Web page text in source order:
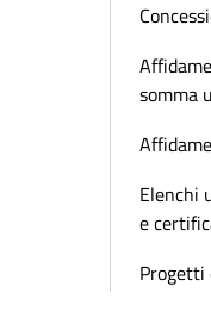
somma
Elenchi
e
Progetti